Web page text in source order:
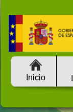
Inicio